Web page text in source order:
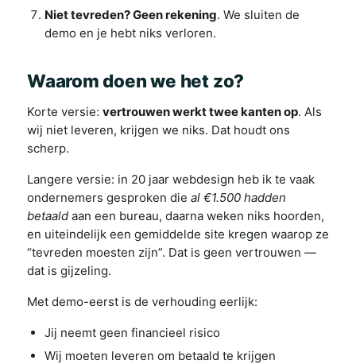
Niet tevreden? Geen rekening. We sluiten de
demo en je hebt niks verloren.
Waarom doen we het zo?
Korte versie: vertrouwen werkt twee kanten op. Als
wij niet leveren, krijgen we niks. Dat houdt ons
scherp.
Langere versie: in 20 jaar webdesign heb ik te vaak
ondernemers gesproken die al €1.500 hadden
betaald aan een bureau, daarna weken niks hoorden,
en uiteindelijk een gemiddelde site kregen waarop ze
“tevreden moesten zijn”. Dat is geen vertrouwen —
dat is gijzeling.
Met demo-eerst is de verhouding eerlijk:
Jij neemt geen financieel risico
Wij moeten leveren om betaald te krijgen